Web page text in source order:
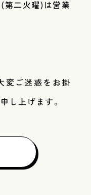
第二火曜)は営業
変ご迷惑をお掛
し上げます。